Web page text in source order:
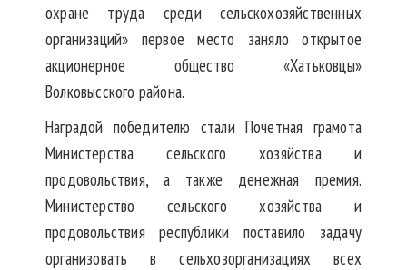
охране труда среди сельскохозяйственных
организаций» первое место заняло открытое
акционерное общество «Хатьковцы»
Волковысского района.
Наградой победителю стали Почетная грамота
Министерства сельского хозяйства и
продовольствия, а также денежная премия.
Министерство сельского хозяйства и
продовольствия республики поставило задачу
организовать в сельхозорганизациях всех